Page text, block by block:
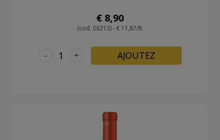
€ 8,90
(cod. 03213) - € 11,87/lt.
+
- AJOUTEZ